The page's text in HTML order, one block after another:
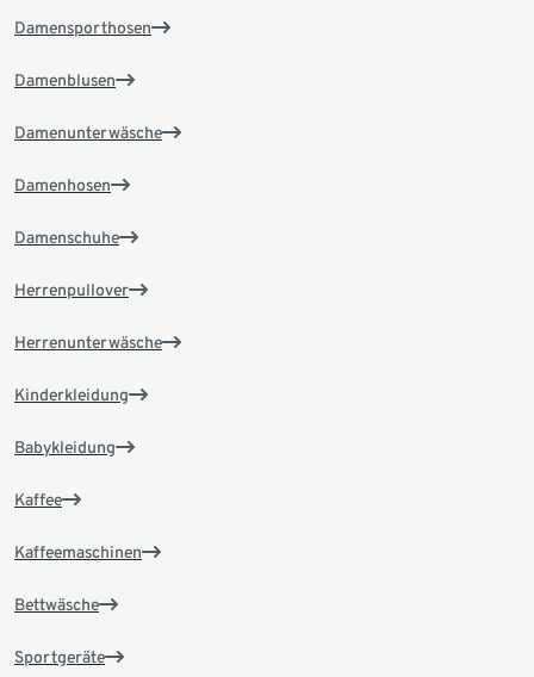
Damensporthosen
Damenblusen
Damenunterwäsche
Damenhosen
Damenschuhe
Herrenpullover
Herrenunterwäsche
Kinderkleidung
Babykleidung
Kaffee
Kaffeemaschinen
Bettwäsche
Sportgeräte